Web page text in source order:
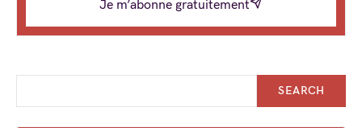
Je m’abonne gratuitement
SEARCH